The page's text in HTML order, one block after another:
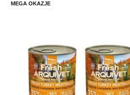
MEGA OKAZJE